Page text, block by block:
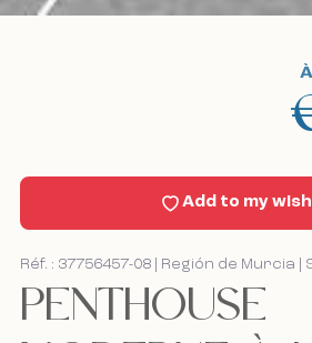
Sell With
Nouvelles
Contact
Bel mij terug
Bel mij terug
Réf. : 37756457-08 | Región de Murcia
PENTHOUSE
Add to my